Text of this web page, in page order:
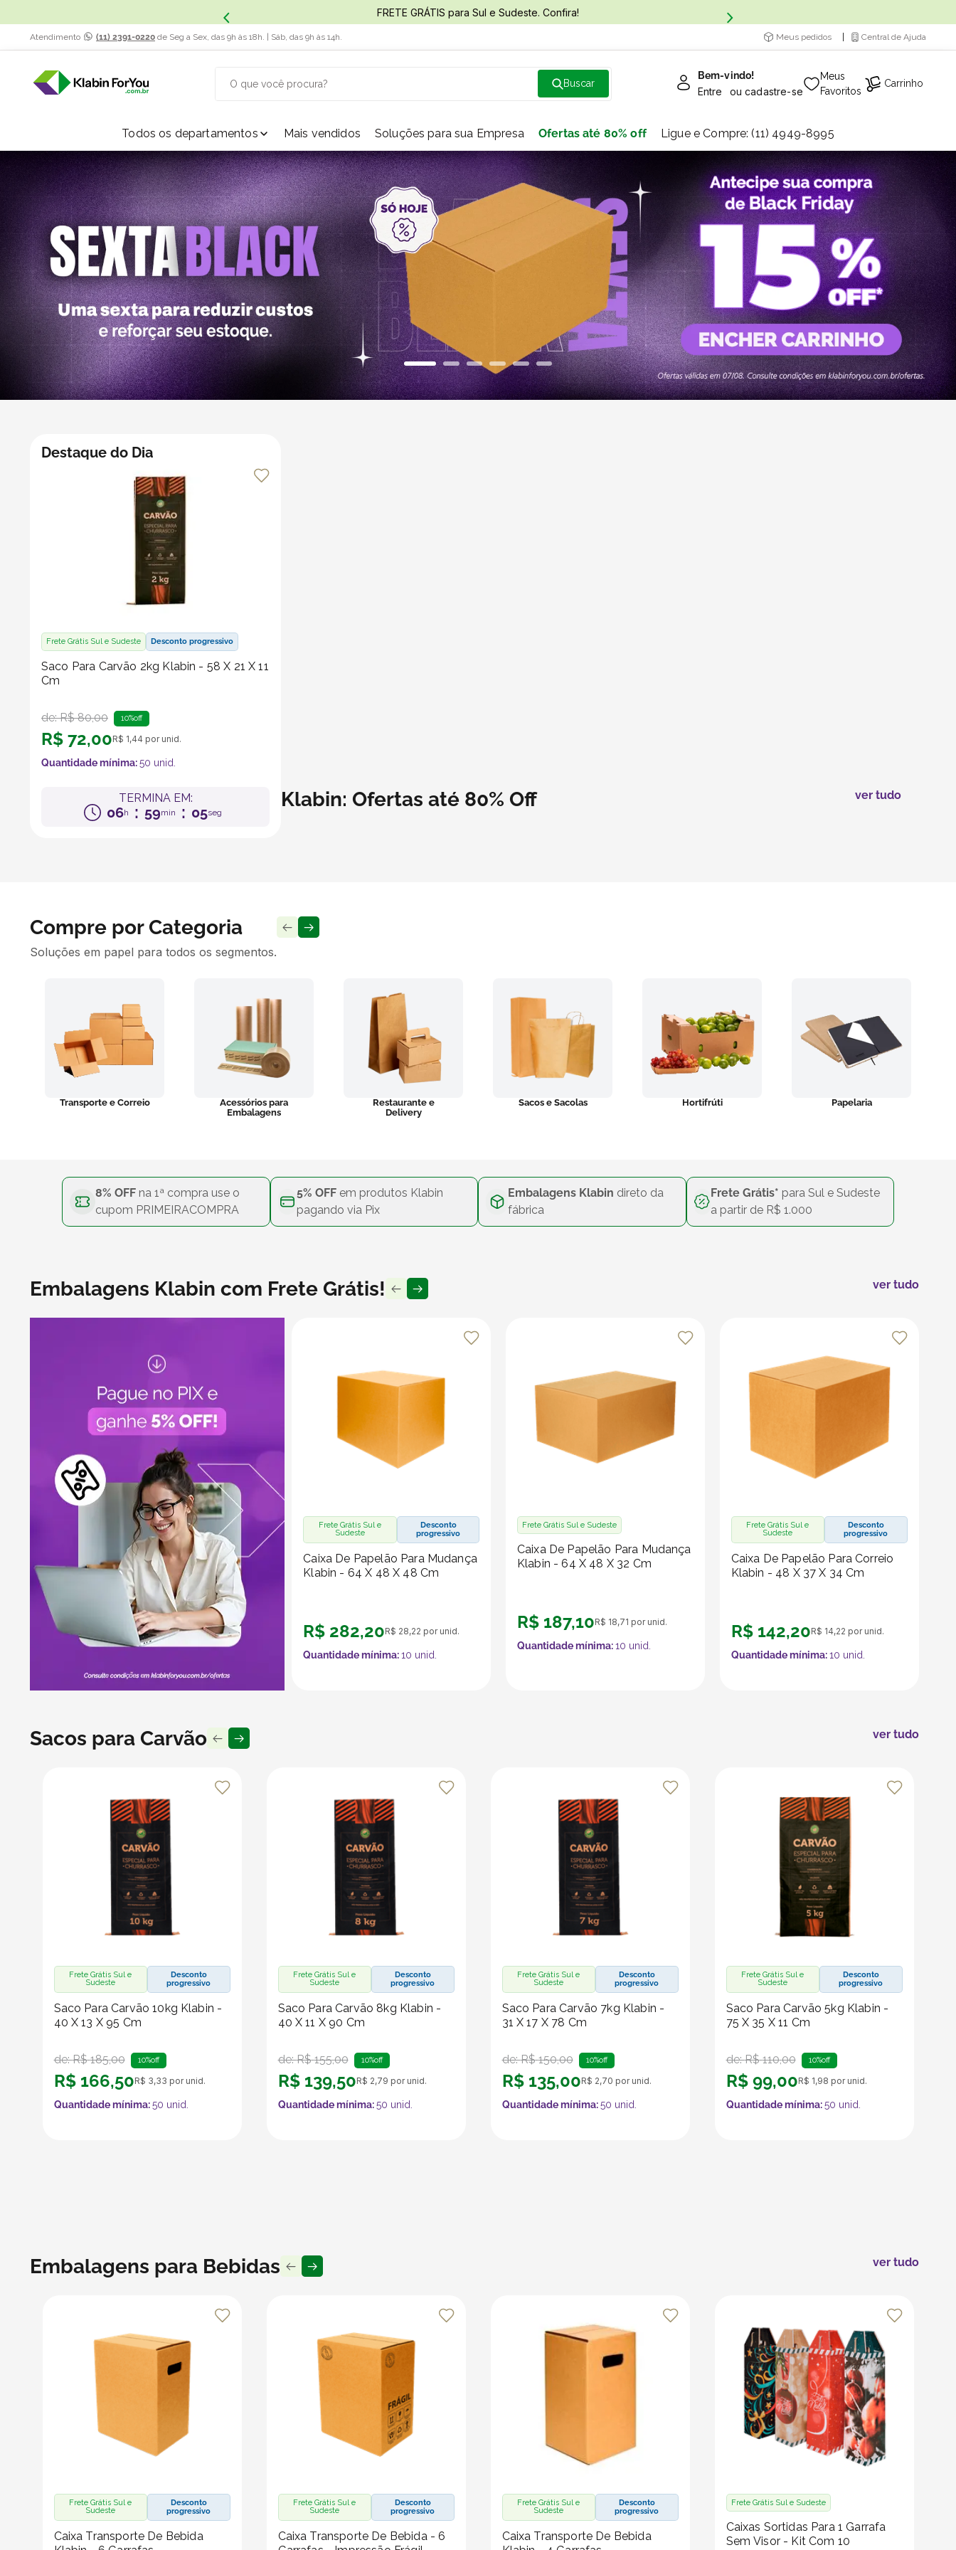
FRETE GRÁTIS para Sul e Sudeste. Confira!
Atendimento (11) 2391-0220 de Seg a Sex, das 9h às 18h. | Sáb, das 9h às 14h. Meus pedidos Central de Ajuda
Bem-vindo!
Entre ou cadastre-se
Meus
Favoritos
Carrinho
Todos os departamentos Mais vendidos Soluções para sua Empresa Ofertas até 80% off Ligue e Compre: (11) 4949-8995
Destaque do Dia
Frete Grátis Sul e Sudeste Desconto progressivo
Saco Para Carvão 2kg Klabin - 58 X 21 X 11
Cm
de:R$ 80,00 10%off
R$ 72,00R$ 1,44 por unid.
Quantidade mínima:50 unid.
TERMINA EM:
06h : 59min : 04seg
Klabin: Ofertas até 80% Off ver tudo
Transporte e Correio
Acessórios para
Embalagens
Restaurante e
Delivery
Sacos e Sacolas Hortifrúti Papelaria
Compre por Categoria
Soluções em papel para todos os segmentos.
8% OFF na 1ª compra use o
cupom PRIMEIRACOMPRA
5% OFF em produtos Klabin
pagando via Pix
Embalagens Klabin direto da
fábrica
Frete Grátis* para Sul e Sudeste
a partir de R$ 1.000
Frete Grátis Sul e
Sudeste
Desconto
progressivo
Caixa De Papelão Para Mudança
Klabin - 64 X 48 X 48 Cm
R$ 282,20R$ 28,22 por unid.
Quantidade mínima:10 unid.
Frete Grátis Sul e Sudeste
Caixa De Papelão Para Mudança
Klabin - 64 X 48 X 32 Cm
R$ 187,10R$ 18,71 por unid.
Quantidade mínima:10 unid.
Frete Grátis Sul e
Sudeste
Desconto
progressivo
Caixa De Papelão Para Correio
Klabin - 48 X 37 X 34 Cm
R$ 142,20R$ 14,22 por unid.
Quantidade mínima:10 unid.
Embalagens Klabin com Frete Grátis! ver tudo
Frete Grátis Sul e
Sudeste
Desconto
progressivo
Saco Para Carvão 10kg Klabin -
40 X 13 X 95 Cm
de:R$ 185,00 10%off
R$ 166,50R$ 3,33 por unid.
Quantidade mínima:50 unid.
Frete Grátis Sul e
Sudeste
Desconto
progressivo
Saco Para Carvão 8kg Klabin -
40 X 11 X 90 Cm
de:R$ 155,00 10%off
R$ 139,50R$ 2,79 por unid.
Quantidade mínima:50 unid.
Frete Grátis Sul e
Sudeste
Desconto
progressivo
Saco Para Carvão 7kg Klabin -
31 X 17 X 78 Cm
de:R$ 150,00 10%off
R$ 135,00R$ 2,70 por unid.
Quantidade mínima:50 unid.
Frete Grátis Sul e
Sudeste
Desconto
progressivo
Saco Para Carvão 5kg Klabin -
75 X 35 X 11 Cm
de:R$ 110,00 10%off
R$ 99,00R$ 1,98 por unid.
Quantidade mínima:50 unid.
Sacos para Carvão ver tudo
Frete Grátis Sul e
Sudeste
Desconto
progressivo
Caixa Transporte De Bebida
Frete Grátis Sul e
Sudeste
Desconto
progressivo
Caixa Transporte De Bebida - 6
Frete Grátis Sul e
Sudeste
Desconto
progressivo
Caixa Transporte De Bebida
Frete Grátis Sul e Sudeste
Caixas Sortidas Para 1 Garrafa
Sem Visor - Kit Com 10
Embalagens para Bebidas ver tudo
TERMOS MAIS BUSCADOS
1º caixa papelão
2º caixa
3 caixa sedex
4º caixas
5º transporte
6º bebida
8
9º papel semente
10º bebidas